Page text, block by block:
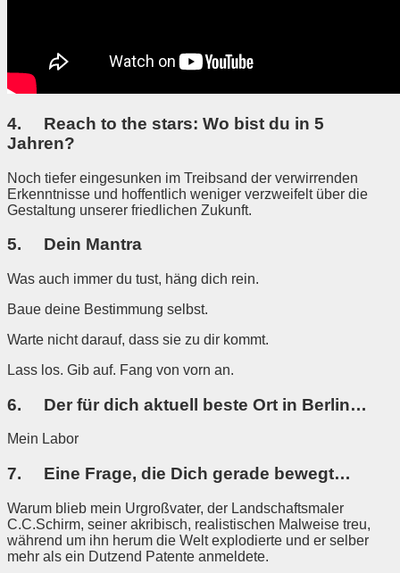
4. Reach to the stars: Wo bist du in 5
Jahren?
Noch tiefer eingesunken im Treibsand der verwirrenden
Erkenntnisse und hoffentlich weniger verzweifelt über die
Gestaltung unserer friedlichen Zukunft.
5. Dein Mantra
Was auch immer du tust, häng dich rein.
Baue deine Bestimmung selbst.
Warte nicht darauf, dass sie zu dir kommt.
Lass los. Gib auf. Fang von vorn an.
6. Der für dich aktuell beste Ort in Berlin…
Mein Labor
7. Eine Frage, die Dich gerade bewegt…
Warum blieb mein Urgroßvater, der Landschaftsmaler
C.C.Schirm, seiner akribisch, realistischen Malweise treu,
während um ihn herum die Welt explodierte und er selber
mehr als ein Dutzend Patente anmeldete.